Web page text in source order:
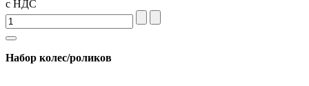
с НДС
Набор колес/роликов